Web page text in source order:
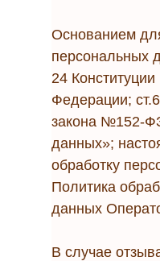
Основанием
персональных
24 Конституции
Федерации;
закона №152-
данных»;
обработку
Политика
данных
В случае